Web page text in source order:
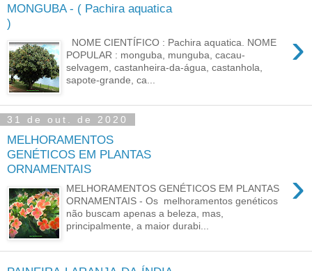
MONGUBA - ( Pachira aquatica
)
›
NOME CIENTÍFICO : Pachira aquatica. NOME
POPULAR : monguba, munguba, cacau-
selvagem, castanheira-da-água, castanhola,
sapote-grande, ca...
31 de out. de 2020
MELHORAMENTOS
GENÉTICOS EM PLANTAS
ORNAMENTAIS
›
MELHORAMENTOS GENÉTICOS EM PLANTAS
ORNAMENTAIS - Os melhoramentos genéticos
não buscam apenas a beleza, mas,
principalmente, a maior durabi...